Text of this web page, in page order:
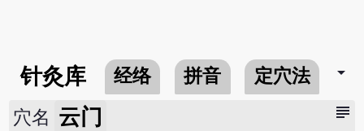
针灸库 经络 拼音 定穴法 arrow_drop_down
subject
穴名 云门